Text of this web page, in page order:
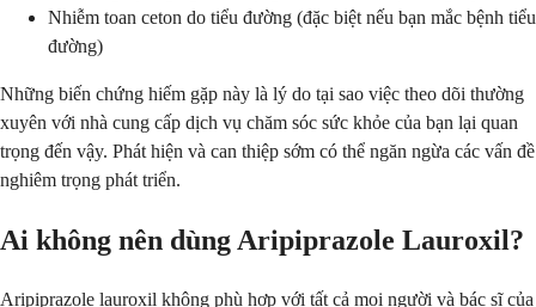
Nhiễm toan ceton do tiểu đường (đặc biệt nếu bạn mắc bệnh tiểu
đường)
Những biến chứng hiếm gặp này là lý do tại sao việc theo dõi thường
xuyên với nhà cung cấp dịch vụ chăm sóc sức khỏe của bạn lại quan
trọng đến vậy. Phát hiện và can thiệp sớm có thể ngăn ngừa các vấn đề
nghiêm trọng phát triển.
Ai không nên dùng Aripiprazole Lauroxil?
Aripiprazole lauroxil không phù hợp với tất cả mọi người và bác sĩ của